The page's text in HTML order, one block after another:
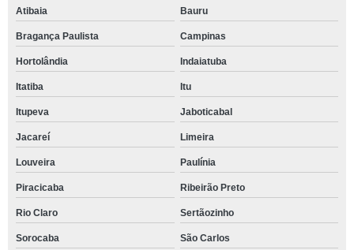
Atibaia Bauru
Bragança Paulista Campinas
Hortolândia Indaiatuba
Itatiba Itu
Itupeva Jaboticabal
Jacareí Limeira
Louveira Paulínia
Piracicaba Ribeirão Preto
Rio Claro Sertãozinho
Sorocaba São Carlos